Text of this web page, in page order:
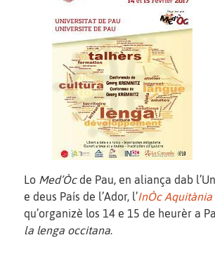
Lo Med’Òcde Pau, en aliança dab
e deus País de l’Ador, l’InÒc Aquitània
qu’organizè los 14 e 15 de heurèr a
la lenga occitana.